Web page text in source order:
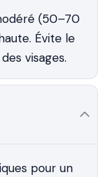
(50–70
Évite le
visages.
pour un